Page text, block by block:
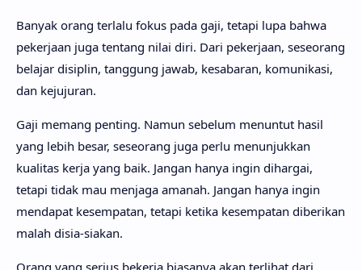
Banyak orang terlalu fokus pada gaji, tetapi lupa bahwa
pekerjaan juga tentang nilai diri. Dari pekerjaan, seseorang
belajar disiplin, tanggung jawab, kesabaran, komunikasi,
dan kejujuran.
Gaji memang penting. Namun sebelum menuntut hasil
yang lebih besar, seseorang juga perlu menunjukkan
kualitas kerja yang baik. Jangan hanya ingin dihargai,
tetapi tidak mau menjaga amanah. Jangan hanya ingin
mendapat kesempatan, tetapi ketika kesempatan diberikan
malah disia-siakan.
Orang yang serius bekerja biasanya akan terlihat dari